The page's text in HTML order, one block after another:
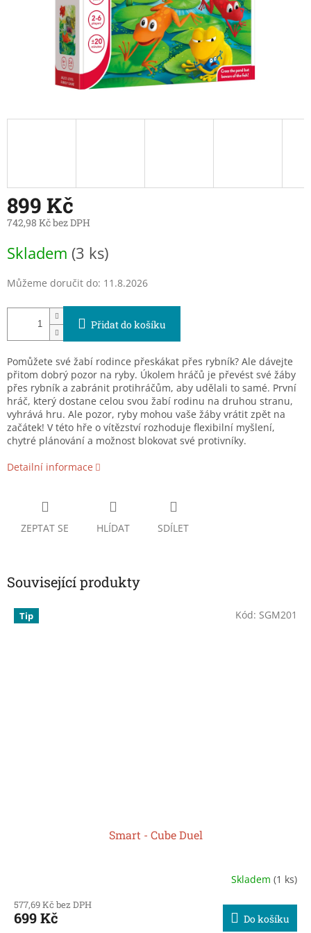
899 Kč
742,98 Kč bez DPH
cena:
Skladem (3 ks)
Můžeme doručit do: 11.8.2026
Přidat do košíku
Pomůžete své žabí rodince přeskákat přes rybník? Ale dávejte
přitom dobrý pozor na ryby. Úkolem hráčů je převést své žáby
přes rybník a zabránit protihráčům, aby udělali to samé. První
hráč, který dostane celou svou žabí rodinu na druhou stranu,
vyhrává hru. Ale pozor, ryby mohou vaše žáby vrátit zpět na
začátek! V této hře o vítězství rozhoduje flexibilní myšlení,
chytré plánování a možnost blokovat své protivníky.
Detailní informace
ZEPTAT SE HLÍDAT SDÍLET
Související produkty
Tip
Smart - Cube Duel
Skladem (1 ks)
577,69 Kč bez DPH
699 Kč Do košíku
Kód: SGM201